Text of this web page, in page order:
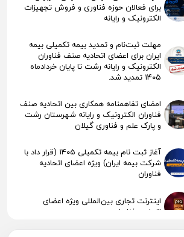
برای فعالان حوزه فناوری و فروش تجهیزات
الکترونیک و رایانه
مهلت ثبت‌نام و تمدید بیمه تکمیلی بیمه
ایران برای اعضای اتحادیه صنف فناوران
الکترونیک و رایانه رشت تا پایان خردادماه
۱۴۰۵ تمدید شد.
امضای تفاهمنامه همکاری بین اتحادیه صنف
فناوران الکترونیک و رایانه شهرستان رشت
و پارک علم و فناوری گیلان
آغاز ثبت نام بیمه تکمیلی ۱۴۰۵ (قرار داد با
شرکت بیمه ایران) ویژه اعضای اتحادیه
فناوران
اینترنت تجاری بین‌المللی ویژه اعضای
اتحادیه فناوران